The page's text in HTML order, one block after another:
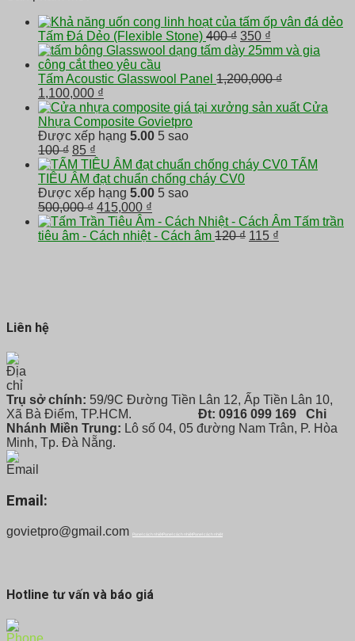
246,000 ₫.
Tấm Đá Dẻo (Flexible Stone) 400₫ Giá
gốc
400 ₫.
350 ₫
hiện
là:
Tấm Acoustic Glasswool Panel 1,200,000₫
Giá
gốc
là:
1,200,000 ₫.
1,100,000 ₫
hiện
tại
là:
Cửa
Nhựa Composite Govietpro
Được xếp hạng 5.00 5 sao
100₫ Giá
gốc
là:
100 ₫.
85 ₫
hiện
tại
là:
85 ₫.
TẤM
TIÊU ÂM đạt chuẩn chống cháy CV0
Được xếp hạng 5.00 5 sao
500,000₫ Giá
gốc
là:
415,000 ₫
hiện
tại
Tấm trần
tiêu âm - Cách nhiệt - Cách âm 120₫ Giá
115 ₫
Liên hệ
Trụ sở chính: 59/9C Đường Tiền Lân 12, Ấp Tiền Lân 10,
Xã Bà Điểm, TP.HCM.
Đt: 0916 099 169
Chi
Nhánh Miền Trung: Lô số 04, 05 đường Nam Trân, P. Hòa
Minh, Tp. Đà Nẵng.
Email:
govietpro@gmail.com Panel cách nhiệtPanel cách nhiệtPanel cách nhiệt
Hotline tư vấn và báo giá